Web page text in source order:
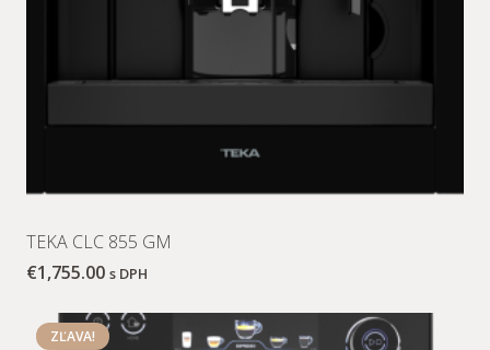
TEKA CLC 855 GM
€1,755.00 s DPH
ZĽAVA!